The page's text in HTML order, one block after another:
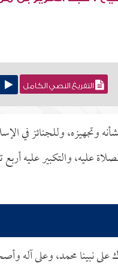
التفريغ النصي الكامل
وتجهيزه، وللجنائز في
والتكبير عليه أربع
نبينا محمد، وعلى آله